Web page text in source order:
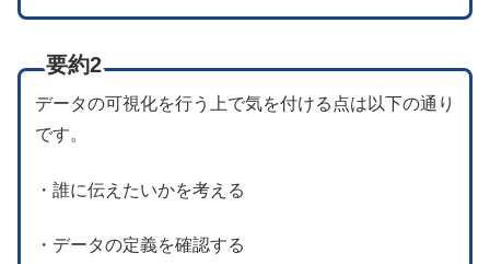
要約2
データの可視化を行う上で気を付ける点は以下の通り
です。
・誰に伝えたいかを考える
・データの定義を確認する